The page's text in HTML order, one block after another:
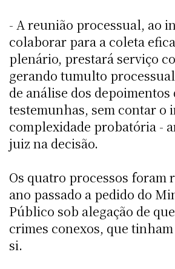
- A reunião processual, ao
colaborar para a coleta
plenário, prestará serviço
gerando tumulto
de análise dos depoimentos
testemunhas, sem contar o
complexidade probatória -
juiz na decisão.
Os quatro processos foram
ano passado a pedido do
Público sob alegação de
crimes conexos, que
si.